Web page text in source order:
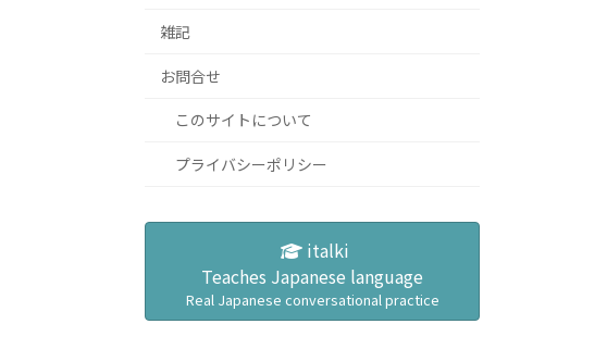
雑記
お問合せ
このサイトについて
プライバシーポリシー
italki
Teaches Japanese language
Real Japanese conversational practice